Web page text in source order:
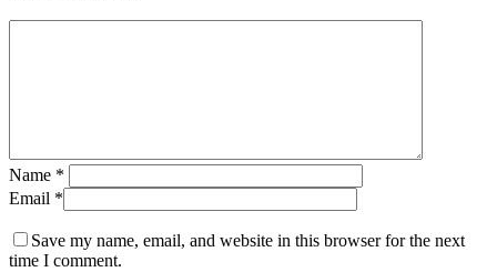
Name *
Email *
Save my name, email, and website in this browser for the next
time I comment.